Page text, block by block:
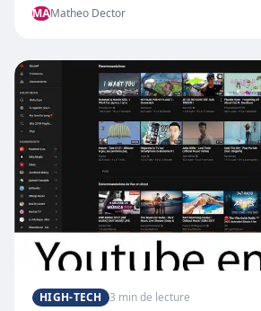
MAMatheo Dector
HIGH-TECH 3 min de lecture